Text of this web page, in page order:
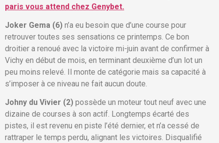
paris vous attend chez Genybet.
Joker Gema (6) n’a eu besoin que d’une course pour
retrouver toutes ses sensations ce printemps. Ce bon
droitier a renoué avec la victoire mi-juin avant de confirmer à
Vichy en début de mois, en terminant deuxième d’un lot un
peu moins relevé. Il monte de catégorie mais sa capacité à
s’imposer à ce niveau ne fait aucun doute.
Johny du Vivier (2) possède un moteur tout neuf avec une
dizaine de courses à son actif. Longtemps écarté des
pistes, il est revenu en piste l’été dernier, et n’a cessé de
rattraper le temps perdu, alignant les victoires. Disqualifié